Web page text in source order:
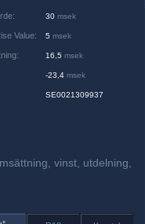
: 30 msek
Value: 5 msek
: 16,5 msek
-23,4 msek
SE0021309937
vinst, utdelning,